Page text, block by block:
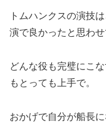
トムハンクスの演技
演で良かったと思わ
どんな役も完璧にこ
もとっても上手で。
おかげで自分が船長